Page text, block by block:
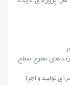
مطرح سطح
تولید و اجرا